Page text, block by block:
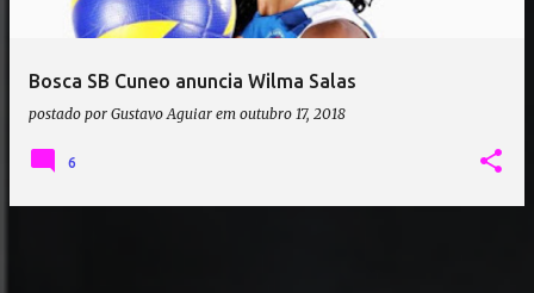
Bosca SB Cuneo anuncia Wilma Salas
postado por Gustavo Aguiar em outubro 17, 2018
6